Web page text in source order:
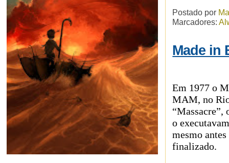
Postado por
Marcadores:
Made in
Em 1977 o
MAM, no
“Massacre”,
o
mesmo
finalizado.